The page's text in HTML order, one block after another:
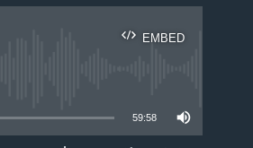
EMBED
59:58